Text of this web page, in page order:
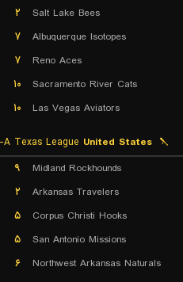
Salt Lake Bees
۲
Albuquerque Isotopes
۷
Reno Aces
۷
Sacramento River Cats
۱۰
Las Vegas Aviators
۱۰
United States
Midland Rockhounds
۹
Arkansas Travelers
۲
Corpus Christi Hooks
۵
San Antonio Missions
۵
Northwest Arkansas Naturals
۶